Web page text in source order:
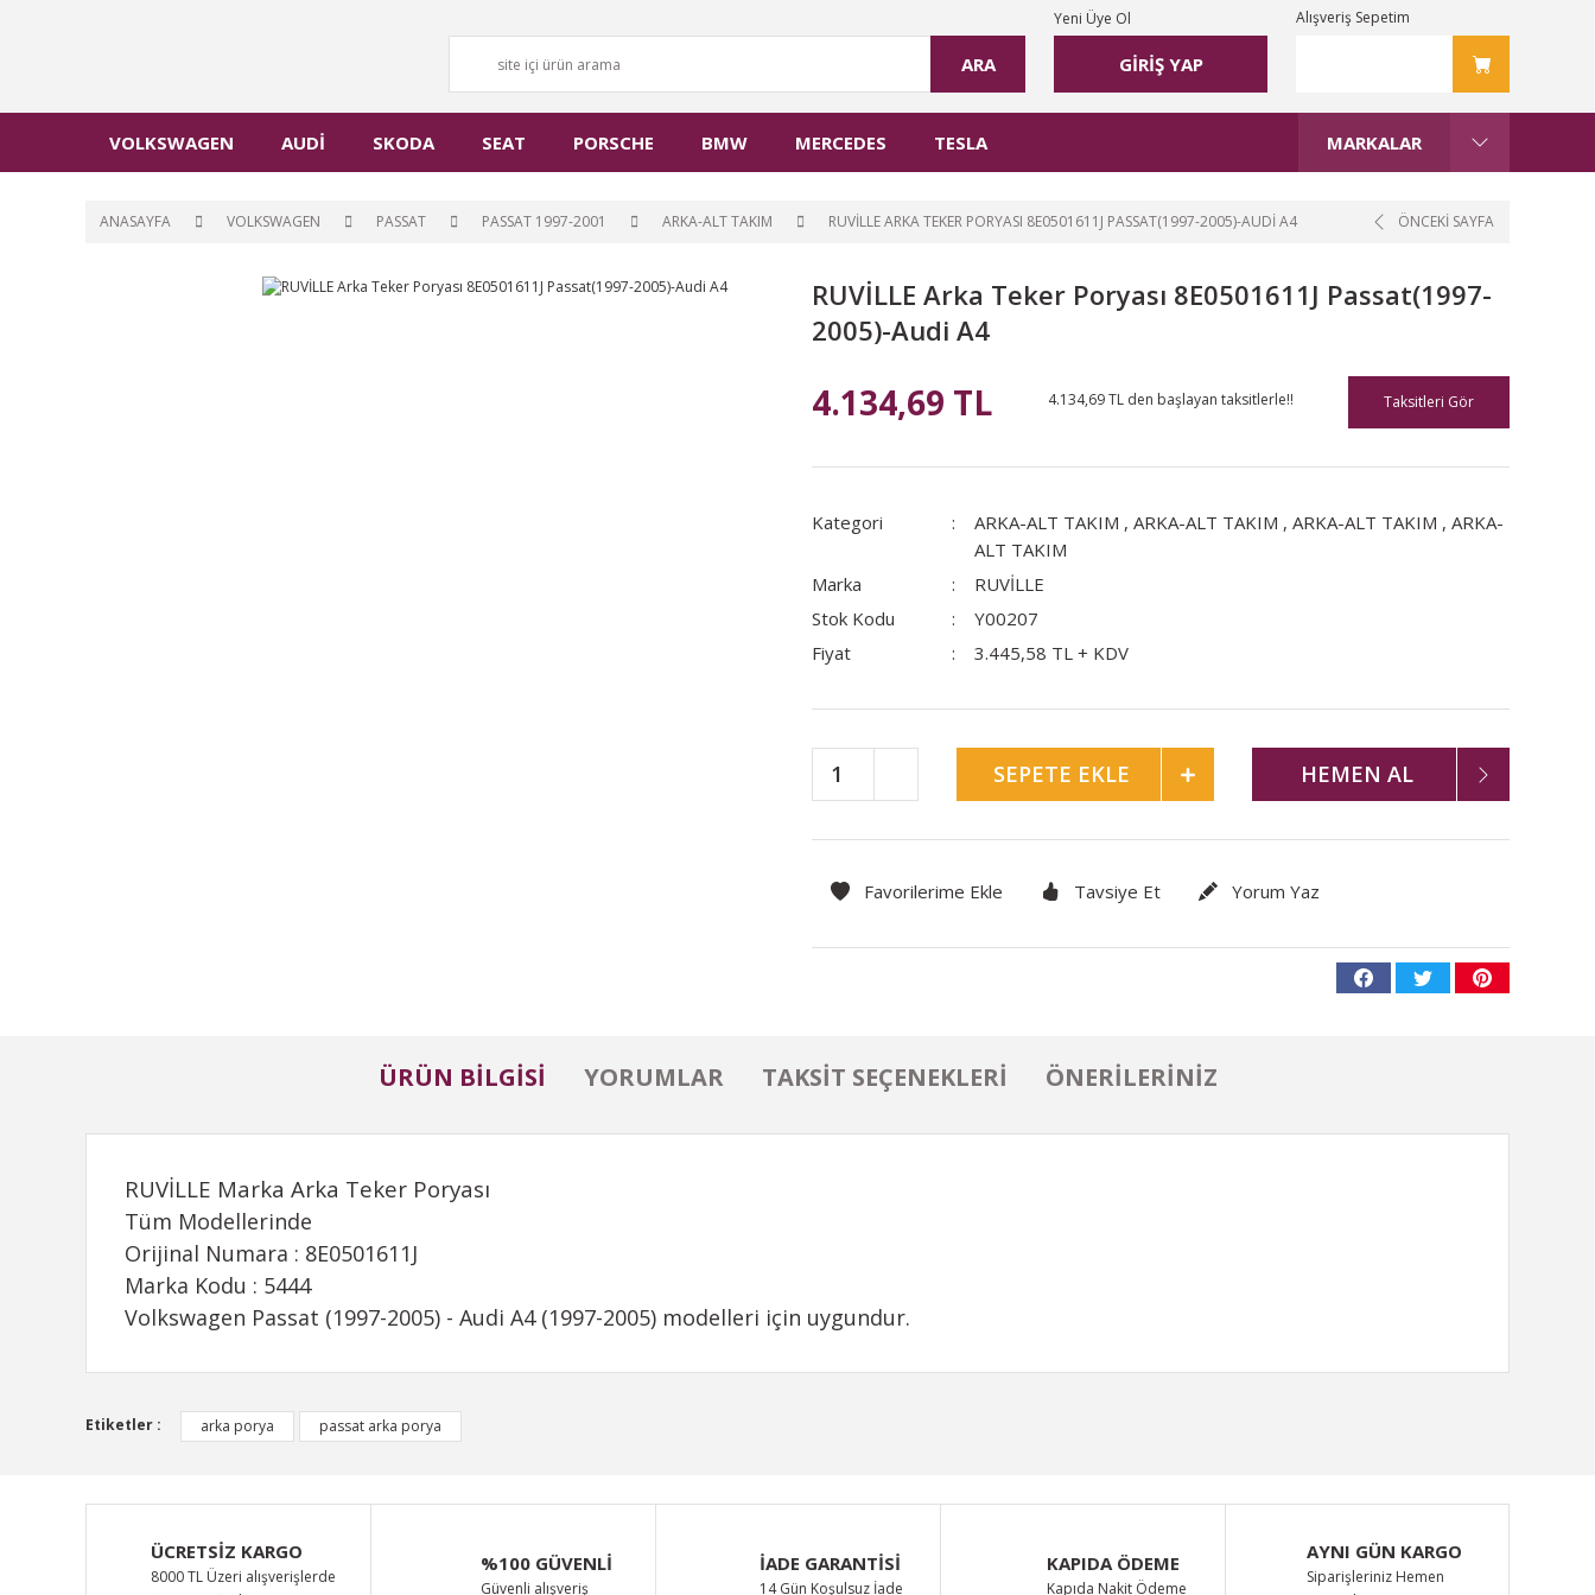
ARA GİRİŞ YAP
Yeni Üye Ol Alışveriş Sepetim
VOLKSWAGEN AUDİ SKODA SEAT PORSCHE BMW MERCEDES TESLA MARKALAR
ANASAYFA VOLKSWAGEN PASSAT PASSAT 1997-2001 ARKA-ALT TAKIM RUVİLLE ARKA TEKER PORYASI 8E0501611J PASSAT(1997-2005)-AUDI A4 ÖNCEKİ SAYFA
RUVİLLE Arka Teker Poryası 8E0501611J Passat(1997-
2005)-Audi A4
4.134,69 TL 4.134,69 TL den başlayan taksitlerle!! Taksitleri Gör
Kategori ARKA-ALT TAKIM , ARKA-ALT TAKIM , ARKA-ALT TAKIM , ARKA-
ALT TAKIM
Marka
RUVİLLE
Stok Kodu
Y00207
Fiyat
3.445,58 TL + KDV
SEPETE EKLE HEMEN AL
Tavsiye Et Yorum Yaz
ÜRÜN BILGISI YORUMLAR TAKSIT SEÇENEKLERI ÖNERILERINIZ
RUVİLLE Marka Arka Teker Poryası
Tüm Modellerinde
Orijinal Numara : 8E0501611J
Marka Kodu : 5444
Volkswagen Passat (1997-2005) - Audi A4 (1997-2005) modelleri için uygundur.
Bu ürünün fiyat bilgisi, resim, ürün açıklamalarında ve diğer konularda yetersiz gördüğünüz noktaları öneri formunu kullanarak tarafımıza iletebilirsiniz.
Görüş ve önerileriniz için teşekkür ederiz.
Ürün resmi kalitesiz, bozuk veya görüntülenemiyor.
Ürün açıklamasında eksik bilgiler bulunuyor.
Ürün bilgilerinde hatalar bulunuyor.
Etiketler : arka porya passat arka porya
ÜCRETSİZ KARGO
8000 TL Üzeri alışverişlerde
%100 GÜVENLİ
Güvenli alışveriş
İADE GARANTİSİ
14 Gün Koşulsuz İade
KAPIDA ÖDEME
Kapıda Nakit Ödeme
AYNI GÜN KARGO
Siparişleriniz Hemen